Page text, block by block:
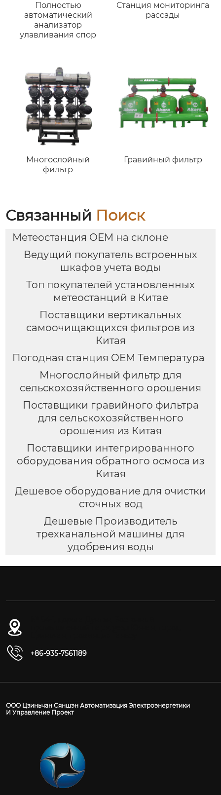
Полностью
автоматический
анализатор
улавливания спор
Станция мониторинга
рассады
Многослойный
фильтр
Гравийный фильтр
Связанный Поиск
Метеостанция OEM на склоне
Ведущий покупатель встроенных
шкафов учета воды
Топ покупателей установленных
метеостанций в Китае
Поставщики вертикальных
самоочищающихся фильтров из
Китая
Погодная станция OEM Температура
Многослойный фильтр для
сельскохозяйственного орошения
Поставщики гравийного фильтра
для сельскохозяйственного
орошения из Китая
Поставщики интегрированного
оборудования обратного осмоса из
Китая
Дешевое оборудование для очистки
сточных вод
Дешевые Производитель
трехканальной машины для
удобрения воды
+86-935-7561189
ООО Цзиньчан Сяншэн Автоматизация Электроэнергетики
И Управление Проект